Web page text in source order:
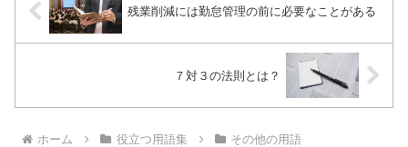
残業削減には勤怠管理の前に必要なことがある
７対３の法則とは？
ホーム 役立つ用語集 その他の用語